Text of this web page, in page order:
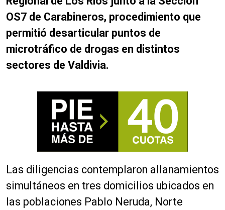
OS7 de Carabineros, procedimiento que
permitió desarticular puntos de
microtráfico de drogas en distintos
sectores de Valdivia.
Las diligencias contemplaron allanamientos
simultáneos en tres domicilios ubicados en
las poblaciones Pablo Neruda, Norte